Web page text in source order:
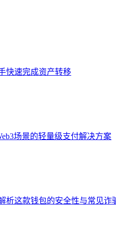
快速完成资产转移
场景的轻量级支付解决方案
析这款钱包的安全性与常见诈